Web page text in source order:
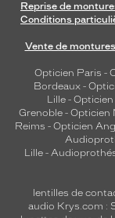
Reprise de
Conditions
Vente de
Opticien Paris -
Bordeaux-
Lille -
Grenoble - Opticien
Reims - Opticien
Lille-
lentilles de
audio Krys.com :